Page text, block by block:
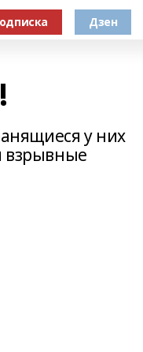
Дзен
у них
взрывные